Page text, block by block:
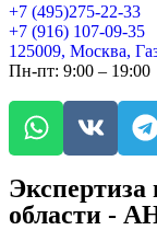
+7 (495)275-22-33
+7 (916) 107-09-35
125009, Москва,
Пн-пт: 9:00 – 19:00
области -